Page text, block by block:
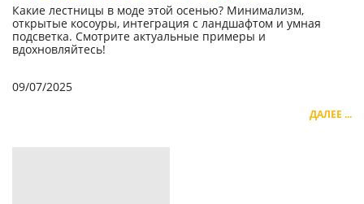
Какие лестницы в моде этой осенью? Минимализм,
открытые косоуры, интеграция с ландшафтом и умная
подсветка. Смотрите актуальные примеры и
вдохновляйтесь!
09/07/2025
ДАЛЕЕ ...